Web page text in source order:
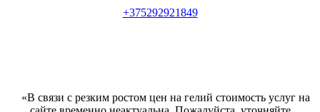
+375292921849
«В связи с резким ростом цен на гелий стоимость услуг на